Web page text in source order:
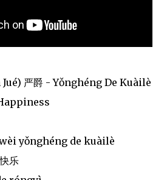
Jué) 严爵 - Yǒnghéng De Kuàilè
yǒnghéng de kuàilè
乐